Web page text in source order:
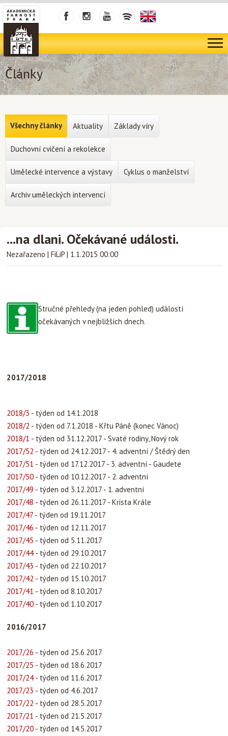
Články
...na dlani. Očekávané události.
Nezařazeno | FiLiP | 1.1.2015 00:00
Stručné přehledy (na jeden pohled) událostí
očekávaných v nejbližších dnech.
2017/2018
2018/3 - týden od 14.1.2018
2018/2 - týden od 7.1.2018 - Křtu Páně (konec Vánoc)
2018/1 - týden od 31.12.2017 - Svaté rodiny, Nový rok
2017/52 - týden od 24.12.2017 - 4. adventní / Štědrý den
2017/51 - týden od 17.12.2017 - 3. adventní - Gaudete
2017/50 - týden od 10.12.2017 - 2. adventní
2017/49 - týden od 3.12.2017 - 1. adventní
2017/48 - týden od 26.11.2017 - Krista Krále
2017/47 - týden od 19.11.2017
2017/46 - týden od 12.11.2017
2017/45 - týden od 5.11.2017
2017/44- týden od 29.10.2017
2017/43 - týden od 22.10.2017
2017/42 - týden od 15.10.2017
2017/41 - týden od 8.10.2017
2017/40 - týden od 1.10.2017
2016/2017
2017/26 - týden od 25.6.2017
2017/25 - týden od 18.6.2017
2017/24- týden od 11.6.2017
2017/23 - týden od 4.6.2017
2017/22 - týden od 28.5.2017
2017/21 - týden od 21.5.2017
2017/20 - týden od 14.5.2017
Všechny články Aktuality Základy víry
Duchovní cvičení a rekolekce
Umělecké intervence a výstavy Cyklus o manželství
Archiv uměleckých intervencí